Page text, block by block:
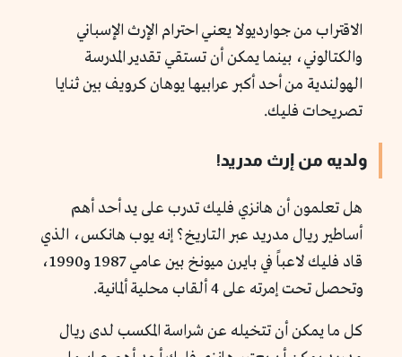
الاقتراب من جوارديولا يعني احترام الإرث الإسباني
والكتالوني، بينما يمكن أن تستقي تقدير المدرسة
الهولندية من أحد أكبر عرابيها يوهان كرويف بين ثنايا
تصريحات فليك.
ولديه من إرث مدريد!
هل تعلمون أن هانزي فليك تدرب على يد أحد أهم
أساطير ريال مدريد عبر التاريخ؟ إنه يوب هانكس، الذي
قاد فليك لاعباً في بايرن ميونخ بين عامي 1987 و1990،
وتحصل تحت إمرته على 4 ألقاب محلية ألمانية.
كل ما يمكن أن تتخيله عن شراسة المكسب لدى ريال